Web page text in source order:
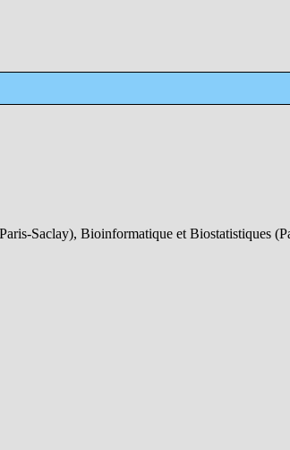
Saclay), Bioinformatique et Biostatistiques